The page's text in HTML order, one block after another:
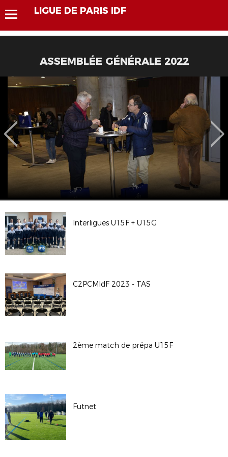
LIGUE DE PARIS IDF
ASSEMBLÉE GÉNÉRALE 2022
Interligues U15F + U15G
C2PCMIdF 2023 - TAS
2ème match de prépa U15F
Futnet